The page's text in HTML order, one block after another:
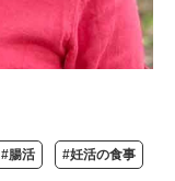
#腸活 #妊活の食事